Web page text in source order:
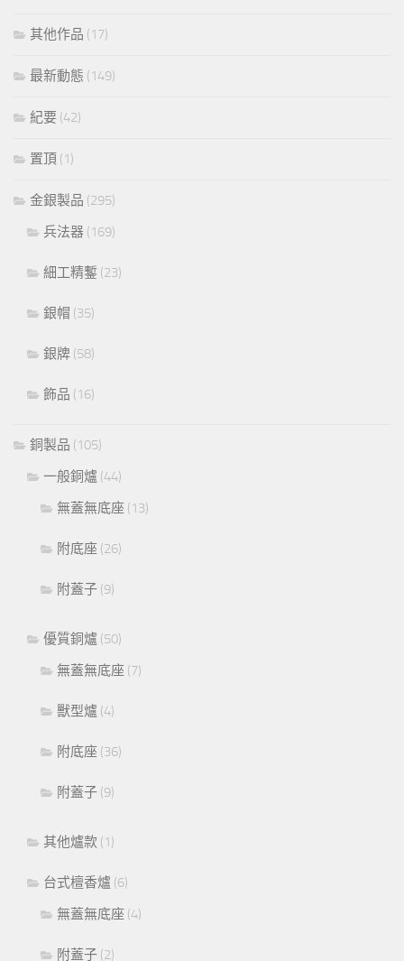
其他作品 (17)
最新動態 (149)
紀要 (42)
置頂 (1)
金銀製品 (295)
兵法器 (169)
細工精鏨 (23)
銀帽 (35)
銀牌 (58)
飾品 (16)
銅製品 (105)
一般銅爐 (44)
無蓋無底座 (13)
附底座 (26)
附蓋子 (9)
優質銅爐 (50)
無蓋無底座 (7)
獸型爐 (4)
附底座 (36)
附蓋子 (9)
其他爐款 (1)
台式檀香爐 (6)
無蓋無底座 (4)
附蓋子 (2)